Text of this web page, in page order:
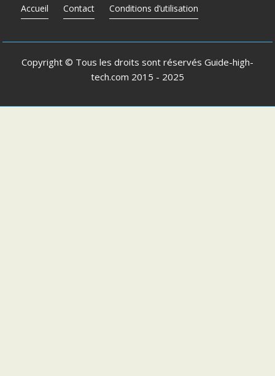
Accueil Contact Conditions d’utilisation
Copyright © Tous les droits sont réservés Guide-high-
tech.com 2015 - 2025